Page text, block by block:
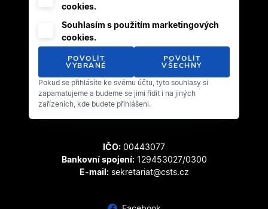
Český svaz tanečního sportu
Zátopkova 100/2
169 00 Praha 6 - Břevnov
IČO: 00443077
Bankovní spojení:129453027/0300
E-mail:sekretariat@csts.cz
cookies.
Souhlasím s použitím marketingových
cookies.
POVOLIT
VYBRANÉ
POVOLIT
VŠECHNY
Pokud se přihlásíte ke svému účtu, tyto souhlasy si
zapamatujeme a budeme se jimi řídit i na jiných
zařízeních, kde budete přihlášeni.